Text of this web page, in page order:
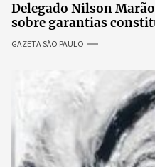
Delegado Nilson
sobre garantias
penal brasileiro
GAZETA SÃO PAULO